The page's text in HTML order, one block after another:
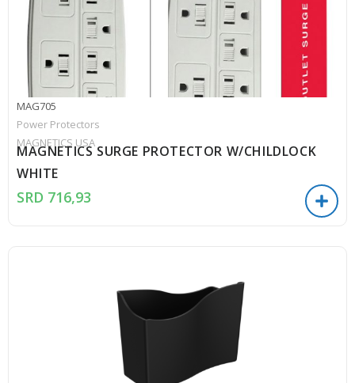
MAG705
Power Protectors
MAGNETICS USA
MAGNETICS SURGE PROTECTOR W/CHILDLOCK
WHITE
SRD 716,93